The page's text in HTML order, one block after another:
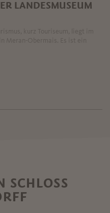
LANDESMUSEUM
SCHLOSS